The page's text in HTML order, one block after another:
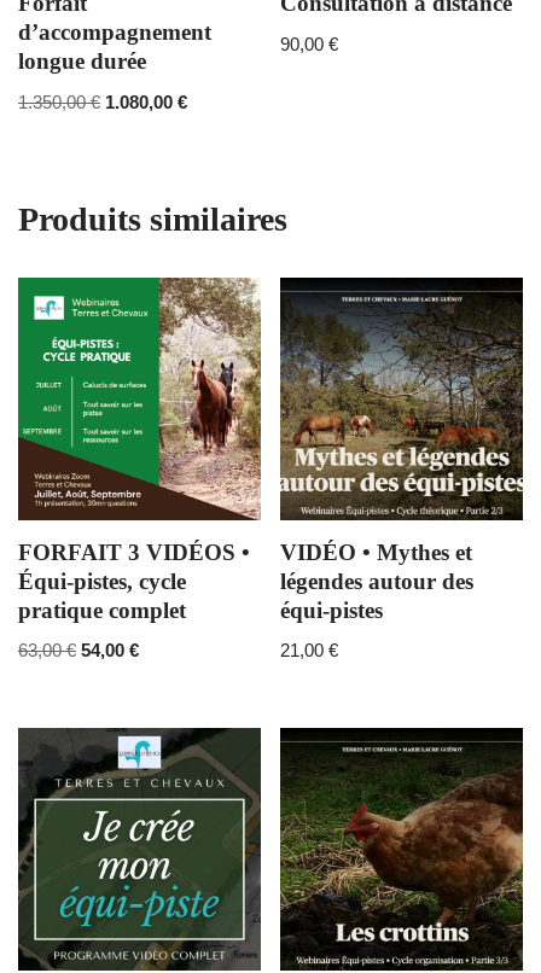
d’accompagnement
longue durée
1.350,00€ 1.080,00 €
90,00€
Produits similaires
FORFAIT 3 VIDÉOS •
Équi-pistes, cycle
pratique complet
63,00€ 54,00 €
VIDÉO • Mythes et
légendes autour des
équi-pistes
21,00€